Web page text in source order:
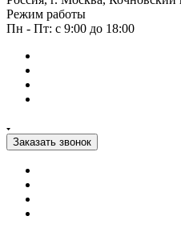
Режим работы
Пн - Пт: с 9:00 до 18:00
Заказать звонок